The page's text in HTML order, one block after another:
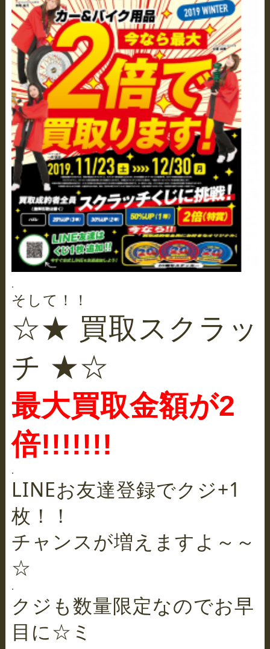
.
そして！！
☆★ 買取スクラッ
チ ★☆
最大買取金額が2
倍!!!!!!!
.
LINEお友達登録でクジ+1
枚！！
チャンスが増えますよ～～
☆
.
クジも数量限定なのでお早
目に☆ミ